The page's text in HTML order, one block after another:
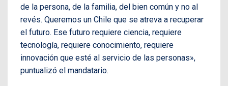
de la persona, de la familia, del bien común y no al
revés. Queremos un Chile que se atreva a recuperar
el futuro. Ese futuro requiere ciencia, requiere
tecnología, requiere conocimiento, requiere
innovación que esté al servicio de las personas»,
puntualizó el mandatario.